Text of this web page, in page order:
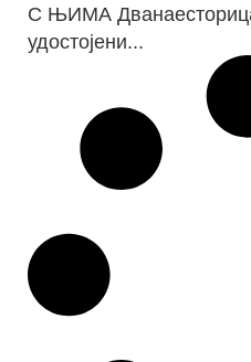
С ЊИМА
удостојени...